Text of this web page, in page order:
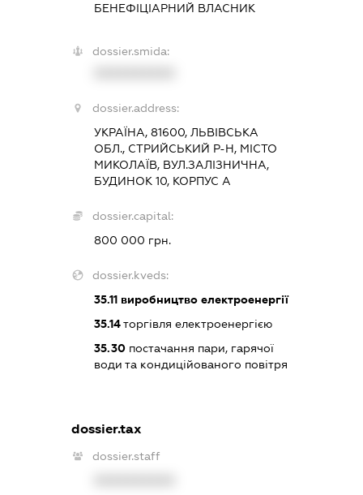
БЕНЕФІЦІАРНИЙ ВЛАСНИК
dossier.smida:
dossier.address:
УКРАЇНА, 81600, ЛЬВІВСЬКА
ОБЛ., СТРИЙСЬКИЙ Р-Н, МІСТО
МИКОЛАЇВ, ВУЛ.ЗАЛІЗНИЧНА,
БУДИНОК 10, КОРПУС А
dossier.capital:
800 000 грн.
dossier.kveds:
35.11виробництво електроенергії
35.14торгівля електроенергією
35.30постачання пари, гарячої
води та кондиційованого повітря
dossier.tax
dossier.staff